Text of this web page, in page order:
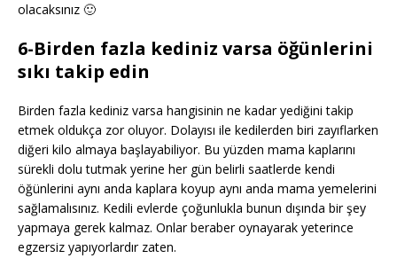
olacaksınız 🙂
6-Birden fazla kediniz varsa öğünlerini
sıkı takip edin
Birden fazla kediniz varsa hangisinin ne kadar yediğini takip
etmek oldukça zor oluyor. Dolayısı ile kedilerden biri zayıflarken
diğeri kilo almaya başlayabiliyor. Bu yüzden mama kaplarını
sürekli dolu tutmak yerine her gün belirli saatlerde kendi
öğünlerini aynı anda kaplara koyup aynı anda mama yemelerini
sağlamalısınız. Kedili evlerde çoğunlukla bunun dışında bir şey
yapmaya gerek kalmaz. Onlar beraber oynayarak yeterince
egzersiz yapıyorlardır zaten.